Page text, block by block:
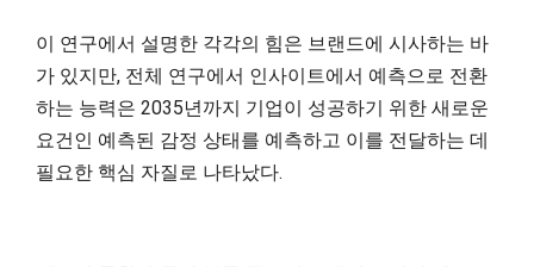
이 연구에서 설명한 각각의 힘은 브랜드에 시사하는 바
가 있지만, 전체 연구에서 인사이트에서 예측으로 전환
하는 능력은 2035년까지 기업이 성공하기 위한 새로운
요건인 예측된 감정 상태를 예측하고 이를 전달하는 데
필요한 핵심 자질로 나타났다.